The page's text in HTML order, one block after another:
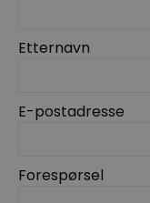
Etternavn
E-postadresse
Forespørsel